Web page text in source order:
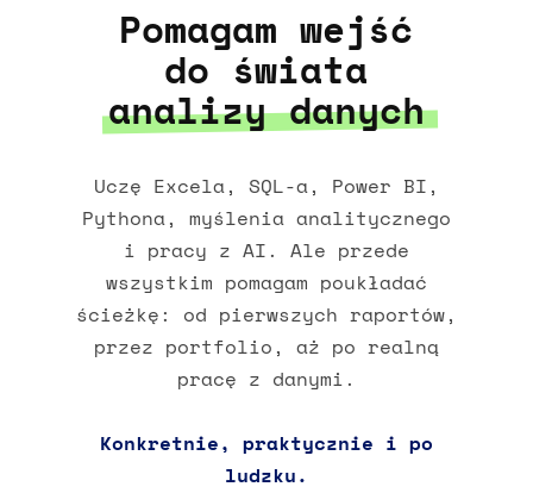
Pomagam wejść
do świata
analizy danych
Uczę Excela, SQL-a, Power BI,
Pythona, myślenia analitycznego
i pracy z AI. Ale przede
wszystkim pomagam poukładać
ścieżkę: od pierwszych raportów,
przez portfolio, aż po realną
pracę z danymi.
Konkretnie, praktycznie i po
ludzku.